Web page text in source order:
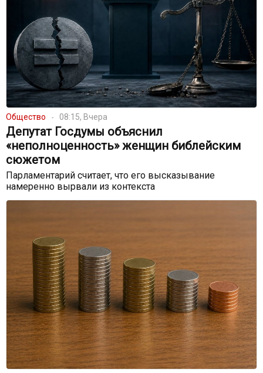
Общество 08:15, Вчера
Депутат Госдумы объяснил
«неполноценность» женщин библейским
сюжетом
Парламентарий считает, что его высказывание
намеренно вырвали из контекста